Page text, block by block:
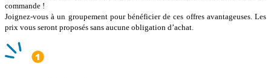
commande !
Joignez-vous à un groupement pour bénéficier de ces offres avantageuses. Les
prix vous seront proposés sans aucune obligation d’achat.